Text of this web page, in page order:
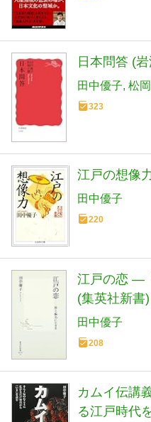
日本問答 (
田中優子 松
323
江戸の想像
田中優子
220
江戸の恋 ―
(集英社新書)
田中優子
208
カムイ伝講
る江戸時代